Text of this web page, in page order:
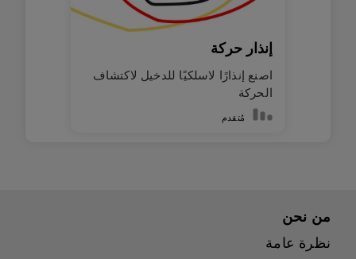
إنذار حركة
اصنع إنذارًا لاسلكيًا للدخيل لاكتشاف
الحركة
مُتقدم
من نحن
نظرة عامة